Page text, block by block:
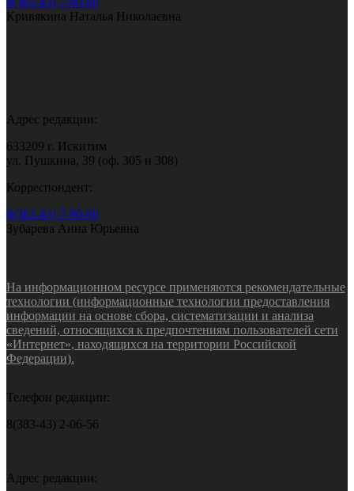
Кривякина Наталья Николаевна
Адрес редакции:
633209 г. Искитим
ул. Пушкина, 39 (оф. 305 и 308)
Корреспондент:
8(383-43) 7-90-60
Зубарева Анна Юрьевна
На информационном ресурсе применяются рекомендательные
технологии (информационные технологии предоставления
информации на основе сбора, систематизации и анализа
сведений, относящихся к предпочтениям пользователей сети
«Интернет», находящихся на территории Российской
Федерации).
Телефон редакции:
8(383-43) 2-06-56
Адрес редакции: